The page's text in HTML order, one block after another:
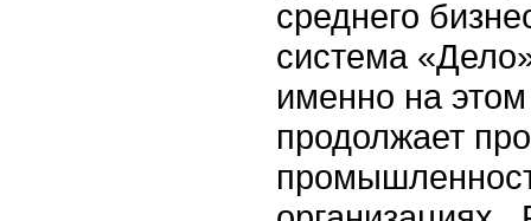
среднего
система
именно на
продолжает